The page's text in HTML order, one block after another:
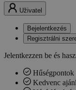
Uživatel
Bejelentkezés
Regisztrálni
Jelentkezzen be és
Hűségpontok
Kedvenc